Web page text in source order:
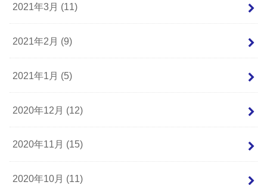
2021年3月 (11)
2021年2月 (9)
2021年1月 (5)
2020年12月 (12)
2020年11月 (15)
2020年10月 (11)